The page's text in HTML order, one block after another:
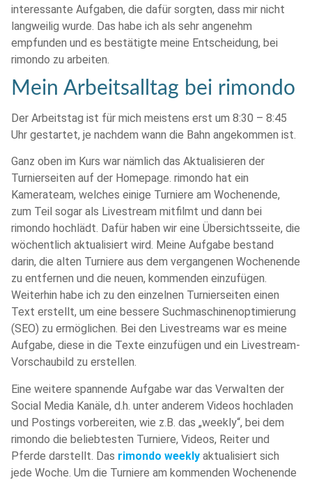
interessante Aufgaben, die dafür sorgten, dass mir nicht
langweilig wurde. Das habe ich als sehr angenehm
empfunden und es bestätigte meine Entscheidung, bei
rimondo zu arbeiten.
Mein Arbeitsalltag bei rimondo
Der Arbeitstag ist für mich meistens erst um 8:30 – 8:45
Uhr gestartet, je nachdem wann die Bahn angekommen ist.
Ganz oben im Kurs war nämlich das Aktualisieren der
Turnierseiten auf der Homepage. rimondo hat ein
Kamerateam, welches einige Turniere am Wochenende,
zum Teil sogar als Livestream mitfilmt und dann bei
rimondo hochlädt. Dafür haben wir eine Übersichtsseite, die
wöchentlich aktualisiert wird. Meine Aufgabe bestand
darin, die alten Turniere aus dem vergangenen Wochenende
zu entfernen und die neuen, kommenden einzufügen.
Weiterhin habe ich zu den einzelnen Turnierseiten einen
Text erstellt, um eine bessere Suchmaschinenoptimierung
(SEO) zu ermöglichen. Bei den Livestreams war es meine
Aufgabe, diese in die Texte einzufügen und ein Livestream-
Vorschaubild zu erstellen.
Eine weitere spannende Aufgabe war das Verwalten der
Social Media Kanäle, d.h. unter anderem Videos hochladen
und Postings vorbereiten, wie z.B. das „weekly“, bei dem
rimondo die beliebtesten Turniere, Videos, Reiter und
Pferde darstellt. Das rimondo weekly aktualisiert sich
jede Woche. Um die Turniere am kommenden Wochenende